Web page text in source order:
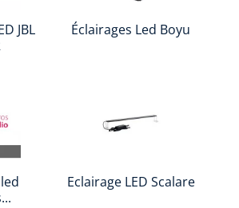
JBL
Éclairages Led Boyu
Eclairage LED Scalare